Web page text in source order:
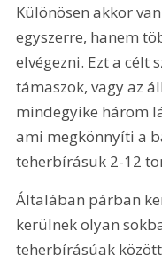
Különösen akkor
egyszerre, hanem
elvégezni. Ezt a célt
támaszok, vagy az
mindegyike három
ami megkönnyíti a
teherbírásuk 2-12
Általában párban
kerülnek olyan
teherbírásúak